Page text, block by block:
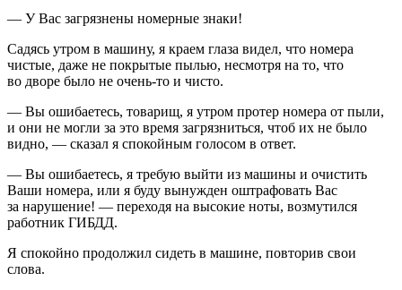
— У Вас загрязнены номерные знаки!
Садясь утром в машину, я краем глаза видел, что номера
чистые, даже не покрытые пылью, несмотря на то, что
во дворе было не очень-то и чисто.
— Вы ошибаетесь, товарищ, я утром протер номера от пыли,
и они не могли за это время загрязниться, чтоб их не было
видно, — сказал я спокойным голосом в ответ.
— Вы ошибаетесь, я требую выйти из машины и очистить
Ваши номера, или я буду вынужден оштрафовать Вас
за нарушение! — переходя на высокие ноты, возмутился
работник ГИБДД.
Я спокойно продолжил сидеть в машине, повторив свои
слова.